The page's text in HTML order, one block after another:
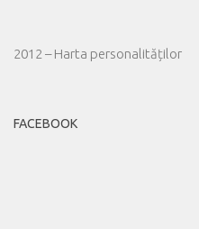
2012 – Harta personalităților
FACEBOOK